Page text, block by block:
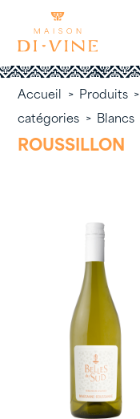
content
Accueil > Produits >
catégories > Blancs
ROUSSILLON